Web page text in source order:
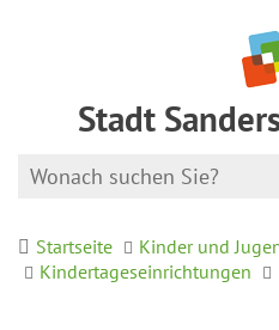
Stadt
Startseite
Kinder und
Kindertageseinrichtungen